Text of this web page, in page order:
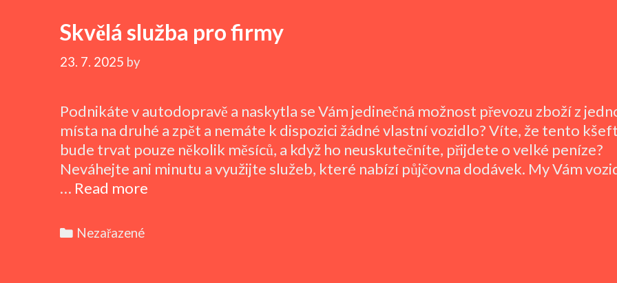
Skvělá služba pro firmy
23. 7. 2025 by
Podnikáte v autodopravě a naskytla se Vám jedinečná možnost převozu zboží z
místa na druhé a zpět a nemáte k dispozici žádné vlastní vozidlo? Víte, že tento kšeft
bude trvat pouze několik měsíců, a když ho neuskutečníte, přijdete o velké peníze?
Neváhejte ani minutu a využijte služeb, které nabízí půjčovna dodávek. My Vám
… Read more
Categories
Nezařazené